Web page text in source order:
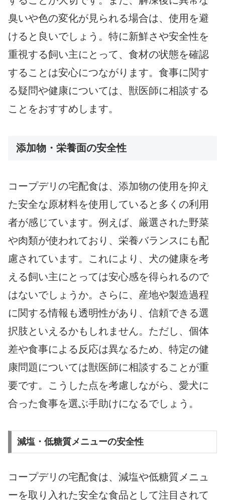
臭いや色の変化が見られる場合は、使用を避
けると良いでしょう。特に新鮮さや安全性を
重視する飼い主にとって、食材の状態を確認
することは安心につながります。食事に関す
る疑問や健康については、獣医師に相談する
ことをおすすめします。
添加物・栄養面の安全性
コープデリの宅配食は、添加物の使用を抑え
た安全な原材料を使用していると多くの利用
者が感じています。例えば、厳選された野菜
や肉類が使われており、栄養バランスにも配
慮されています。これにより、犬の健康を考
える飼い主にとっては安心感を得られるので
はないでしょうか。さらに、産地や製造過程
に関する情報も透明性があり、信頼できる選
択肢といえるかもしれません。ただし、個体
差や食事による反応は異なるため、特定の健
康問題については獣医師に相談することが重
要です。こうした点を考慮しながら、愛犬に
合った食事を選ぶ手助けになるでしょう。
減塩・低糖質メニューの安全性
コープデリの宅配食は、減塩や低糖質メニュ
ーを取り入れた安全な食品として注目されて